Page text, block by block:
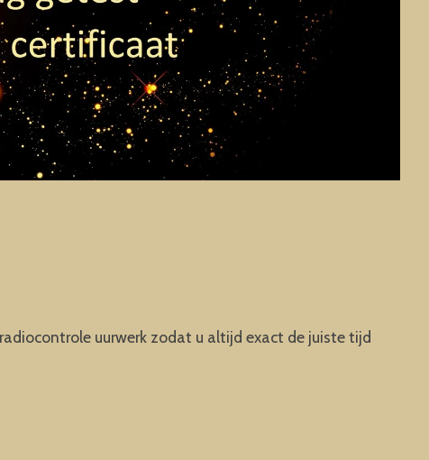
uurwerk zodat u altijd exact de juiste tijd